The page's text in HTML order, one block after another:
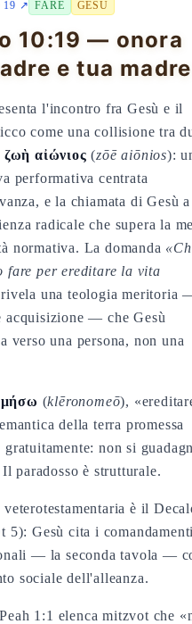
19 ↗ FARE GESÙ
10:19 — onora
e tua madre
l'incontro fra Gesù e il
come una collisione tra
ζωὴ αἰώνιος (zōē aiōnios):
performativa centrata
e la chiamata di Gesù a
radicale che supera la
normativa. La domanda
fare per ereditare la vita
rivela una teologia meritoria
acquisizione — che Gesù
verso una persona, non una
(klēronomeō),
della terra promessa
gratuitamente: non si
paradosso è strutturale.
è il
5): Gesù cita i comandamenti
— la seconda tavola —
sociale dell'alleanza.
1:1 elenca mitzvot che